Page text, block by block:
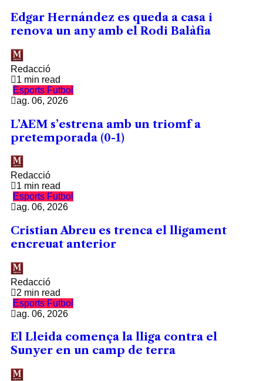
Edgar Hernández es queda a casa i
renova un any amb el Rodi Balàfia
Redacció
1 min read
Esports Futbol
ag. 06, 2026
L’AEM s’estrena amb un triomf a
pretemporada (0-1)
Redacció
1 min read
Esports Futbol
ag. 06, 2026
Cristian Abreu es trenca el lligament
encreuat anterior
Redacció
2 min read
Esports Futbol
ag. 06, 2026
El Lleida comença la lliga contra el
Sunyer en un camp de terra